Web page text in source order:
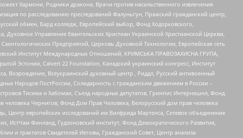
Хармони, Родники дракона, Врачи против насильственного извлечения
по расследованию преследований Фалуньгун, Пражский гражданский центр,
обмен, Бард колледж, Европейский выбор, Фонд Ходорковского,
Управление Евангельских Христиан Украинской Христианской Церкви,
Предприятий, Церковь Духовной Технологии, Европейская сеть
Институт Международных Отношений, КРИМСЬКА ПРАВОЗАХИСНА ГРУПА,
Эстонии, Calvert 22 Foundation, Канадский украинский конгресс, Институт
Всеукраинский духовный центр , Риддл, Русский антивоенный
Народов ПостРоссии, Солидарность с гражданским движением в России –
Тисима и Хабомаи, Съезд народных депутатов, Гринпис Интернешнл, Фонд
Чернигов, Фонд Дом Прав Человека, Белорусский дом прав человека
Центр европейских исследований им Вилфрида Мартенса, Сетевое объединение
ИстЧам Финланд, Гудзоновский институт, Фонд Демократического Развития,
и трактатов Свидетелей Иеговы, Гражданский Совет, Центр анализа